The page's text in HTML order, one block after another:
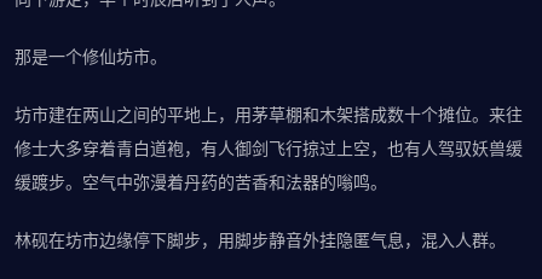
那是一个修仙坊市。
坊市建在两山之间的平地上，用茅草棚和木架搭成数十个摊位。来往
修士大多穿着青白道袍，有人御剑飞行掠过上空，也有人驾驭妖兽缓
缓踱步。空气中弥漫着丹药的苦香和法器的嗡鸣。
林砚在坊市边缘停下脚步，用脚步静音外挂隐匿气息，混入人群。